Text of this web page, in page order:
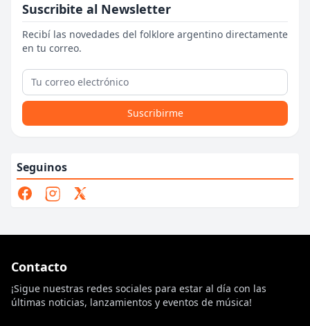
Suscribite al Newsletter
Recibí las novedades del folklore argentino directamente
en tu correo.
Suscribirme
Seguinos
Contacto
¡Sigue nuestras redes sociales para estar al día con las
últimas noticias, lanzamientos y eventos de música!